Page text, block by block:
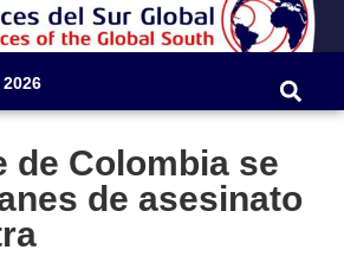
de Colombia se
de asesinato